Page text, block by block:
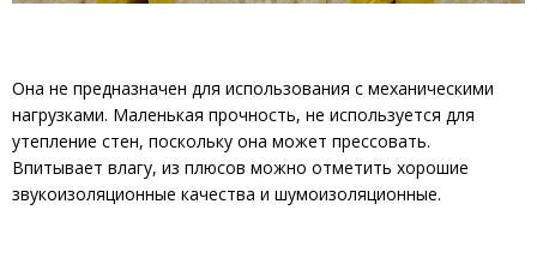
Она не предназначен для использования с механическими
нагрузками. Маленькая прочность, не используется для
утепление стен, поскольку она может прессовать.
Впитывает влагу, из плюсов можно отметить хорошие
звукоизоляционные качества и шумоизоляционные.